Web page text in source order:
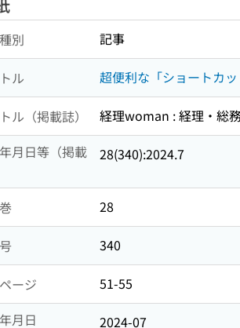
別 記事
ル 超便利な「ショートカ
ル（掲載誌）
経理woman : 経理・総
月日等（掲載
28(340):2024.7
28
340
ージ
51-55
月日
2024-07